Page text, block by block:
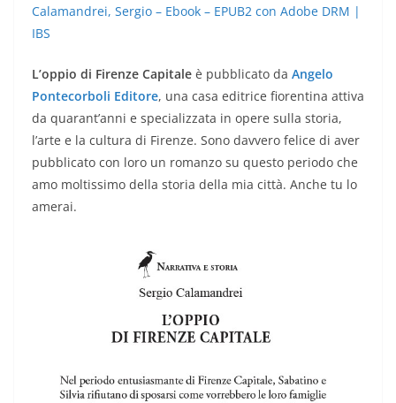
Calamandrei, Sergio – Ebook – EPUB2 con Adobe DRM |
IBS
L’oppio di Firenze Capitale è pubblicato da Angelo
Pontecorboli Editore, una casa editrice fiorentina attiva
da quarant’anni e specializzata in opere sulla storia,
l’arte e la cultura di Firenze. Sono davvero felice di aver
pubblicato con loro un romanzo su questo periodo che
amo moltissimo della storia della mia città. Anche tu lo
amerai.